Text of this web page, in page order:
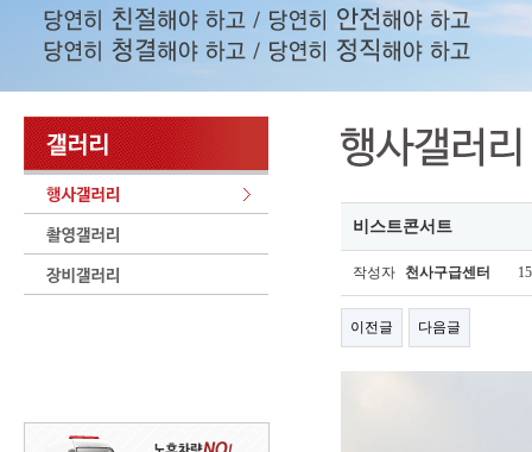
비스트콘서트
작성자 천사구급센터
이전글 다음글